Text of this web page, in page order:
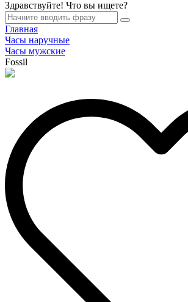
Здравствуйте! Что вы ищете?
Главная
Часы наручные
Часы мужские
Fossil